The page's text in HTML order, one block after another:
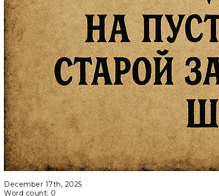
December 17th, 2025
Word count: 0